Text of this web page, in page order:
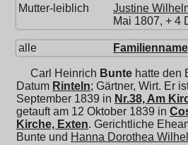
Mutter-leiblich
Justine
Mai 1807, + 4
alle
Carl Heinrich Bunte hatte den
Datum Rinteln; Gärtner, Wirt. Er
September 1839 in Nr.38, Am
getauft am 12 Oktober 1839 in
Kirche, Exten. Gerichtliche
Bunte und Hanna Dorothea